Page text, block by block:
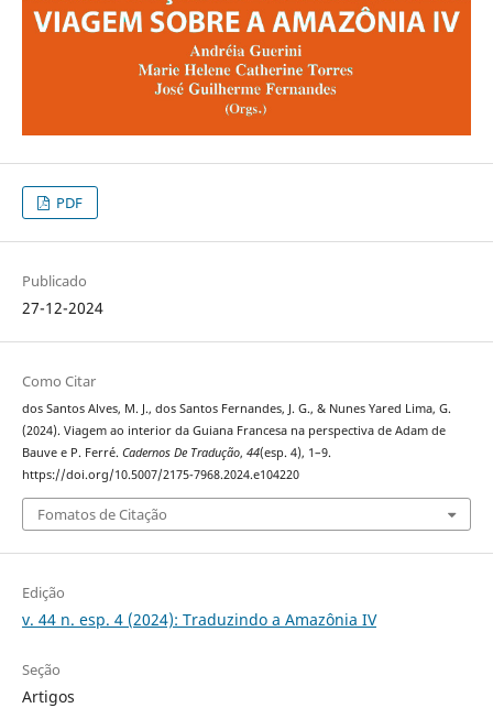
PDF
Publicado
27-12-2024
Como Citar
dos Santos Alves, M. J., dos Santos Fernandes, J. G., & Nunes Yared Lima, G.
(2024). Viagem ao interior da Guiana Francesa na perspectiva de Adam de
Bauve e P. Ferré. Cadernos De Tradução, 44(esp. 4), 1–9.
https://doi.org/10.5007/2175-7968.2024.e104220
Fomatos de Citação
Edição
v. 44 n. esp. 4 (2024): Traduzindo a Amazônia IV
Seção
Artigos